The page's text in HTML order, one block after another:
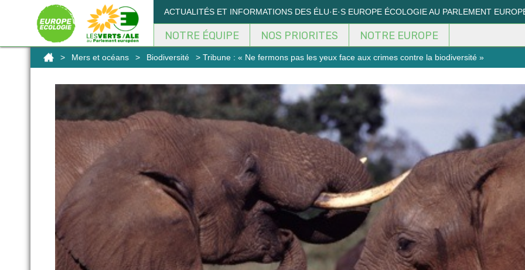
ACTUALITÉS ET INFORMATIONS DES ÉLU·E·S EUROPE ÉCOLOGIE AU PARLEMENT
NOTRE ÉQUIPE NOS PRIORITES NOTRE EUROPE
> Mers et océans > Biodiversité > Tribune : « Ne fermons pas les yeux face aux crimes contre la biodiversité »
Panneau de gestion des cookies